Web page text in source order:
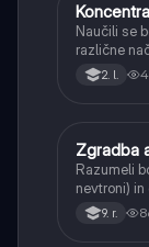
Kemija
Naučili se
različne
2. l.
Kemija
Zgradba
Razumeli
nevtroni)
spoznali
9. r.